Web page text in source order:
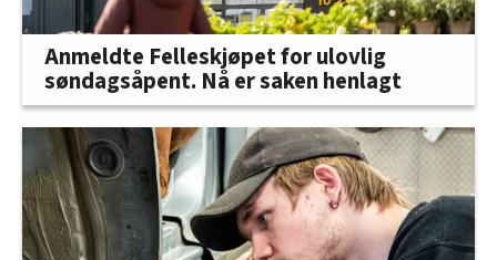
Anmeldte Felleskjøpet for ulovlig
søndagsåpent. Nå er saken henlagt